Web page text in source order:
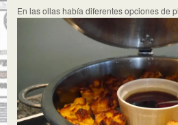
En las ollas había diferentes opciones de